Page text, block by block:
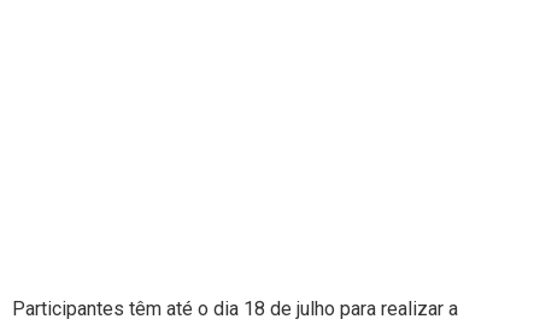
Participantes têm até o dia 18 de julho para realizar a